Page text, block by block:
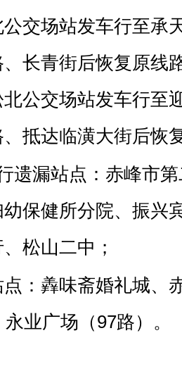
公交场站发车行至承
长青街后恢复原线
公交场站发车行至
抵达临潢大街后恢
遗漏站点：赤峰市
幼保健所分院、振兴
松山二中；
：羴味斋婚礼城、
永业广场（97路）。